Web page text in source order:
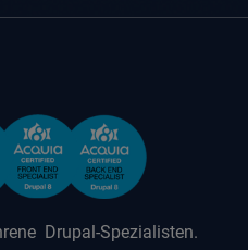
Drupal-Spezialisten.